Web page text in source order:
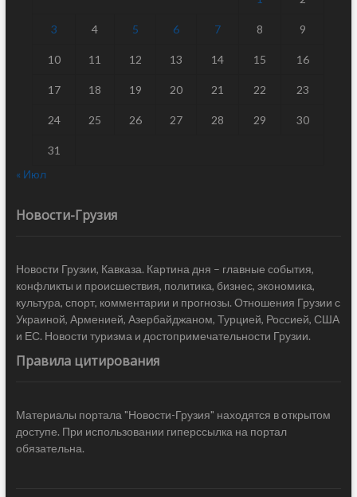
3 4 5 6 7 8 9
10 11 12 13 14 15 16
17 18 19 20 21 22 23
24 25 26 27 28 29 30
31
« Июл
Новости-Грузия
Новости Грузии, Кавказа. Картина дня – главные события,
конфликты и происшествия, политика, бизнес, экономика,
культура, спорт, комментарии и прогнозы. Отношения Грузии с
Украиной, Арменией, Азербайджаном, Турцией, Россией, США
и ЕС. Новости туризма и достопримечательности Грузии.
Правила цитирования
Материалы портала "Новости-Грузия" находятся в открытом
доступе. При использовании гиперссылка на портал
обязательна.